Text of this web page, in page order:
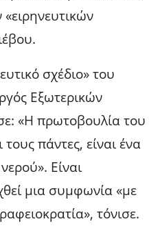
σχέδιο» του
Εξωτερικών
«Η πρωτοβουλία του
τους πάντες, είναι ένα
Είναι
μια συμφωνία «με
τόνισε.